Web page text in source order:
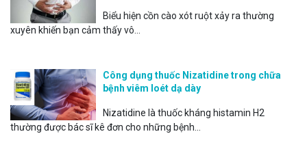
Biểu hiện cồn cào xót ruột xảy ra thường
xuyên khiến bạn cảm thấy vô...
Công dụng thuốc Nizatidine trong chữa
bệnh viêm loét dạ dày
Nizatidine là thuốc kháng histamin H2
thường được bác sĩ kê đơn cho những bệnh...